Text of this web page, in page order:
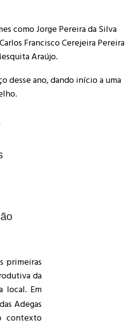
como Jorge Pereira da Silva
Francisco Cerejeira Pereira
Araújo.
desse ano, dando início a uma
primeiras
da
local. Em
Adegas
contexto